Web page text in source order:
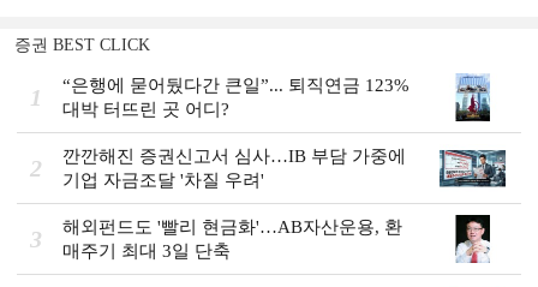
증권 BEST CLICK
1
“은행에 묻어뒀다간 큰일”... 퇴직연금 123%
대박 터뜨린 곳 어디?
2
깐깐해진 증권신고서 심사…IB 부담 가중에
기업 자금조달 '차질 우려'
3
해외펀드도 '빨리 현금화'…AB자산운용, 환
매주기 최대 3일 단축